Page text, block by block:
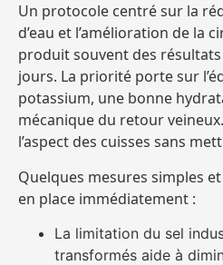
Un protocole centré sur la
d’eau et l’amélioration de la
produit souvent des
jours. La priorité porte sur
potassium, une bonne
mécanique du retour
l’aspect des cuisses sans
Quelques mesures simples
en place immédiatement :
La limitation du sel
transformés aide à